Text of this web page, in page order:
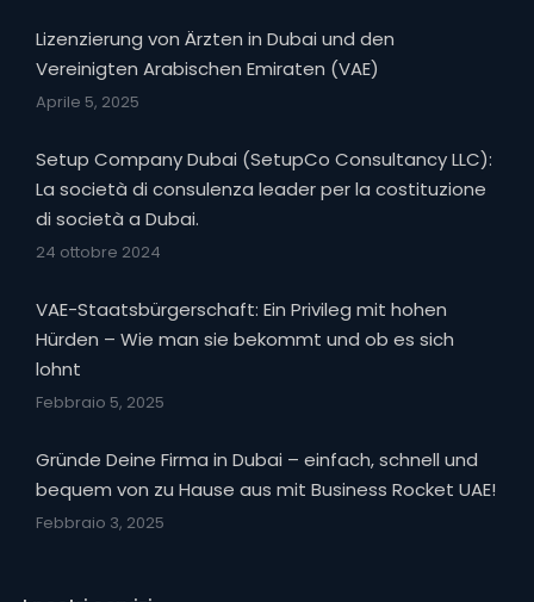
Lizenzierung von Ärzten in Dubai und den
Vereinigten Arabischen Emiraten (VAE)
Aprile 5, 2025
Setup Company Dubai (SetupCo Consultancy LLC):
La società di consulenza leader per la costituzione
di società a Dubai.
24 ottobre 2024
VAE-Staatsbürgerschaft: Ein Privileg mit hohen
Hürden – Wie man sie bekommt und ob es sich
lohnt
Febbraio 5, 2025
Gründe Deine Firma in Dubai – einfach, schnell und
bequem von zu Hause aus mit Business Rocket UAE!
Febbraio 3, 2025